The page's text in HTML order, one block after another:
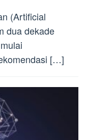
(Artificial
dua dekade
[…]